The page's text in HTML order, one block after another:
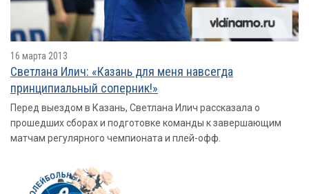
16 марта 2013
Светлана Илич: «Казань для меня навсегда
принципиальный соперник!»
Перед выездом в Казань, Светлана Илич рассказала о
прошедших сборах и подготовке команды к завершающим
матчам регулярного чемпионата и плей-офф.